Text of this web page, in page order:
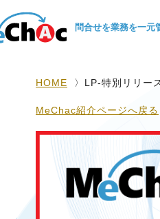
問合せを業務を一元
HOME 〉LP-特別リリー
MeChac紹介ページへ戻る